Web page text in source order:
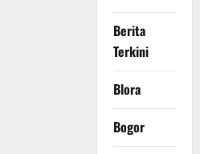
Berita
Terkini
Blora
Bogor